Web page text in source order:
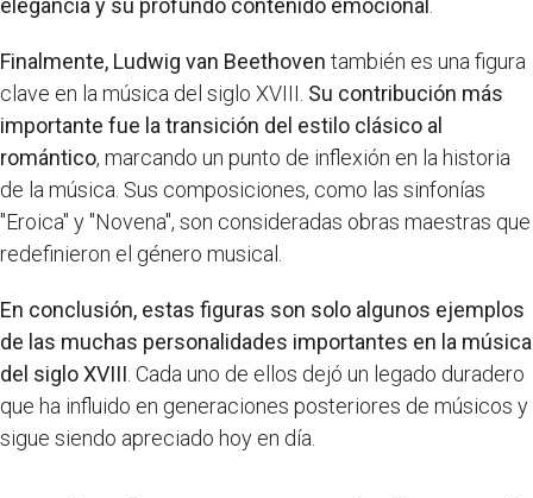
Finalmente, Ludwig van Beethoven también es una figura
clave en la música del siglo XVIII. Su contribución más
importante fue la transición del estilo clásico al
romántico, marcando un punto de inflexión en la historia
de la música. Sus composiciones, como las sinfonías
"Eroica" y "Novena", son consideradas obras maestras que
redefinieron el género musical.
En conclusión, estas figuras son solo algunos ejemplos
de las muchas personalidades importantes en la música
del siglo XVIII . Cada uno de ellos dejó un legado duradero
que ha influido en generaciones posteriores de músicos y
sigue siendo apreciado hoy en día.